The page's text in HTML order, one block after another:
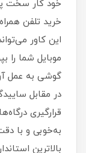
خود کار سخت
خرید تلفن
این کاور
در مقابل
قرارگیری
به‌خوبی و با
بالاترین